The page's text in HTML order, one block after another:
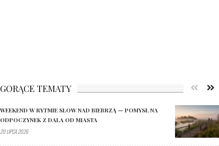
GORĄCE TEMATY
WEEKEND W RYTMIE SLOW NAD BIEBRZĄ — POMYSŁ NA
ODPOCZYNEK Z DALA OD MIASTA
20 LIPCA 2026